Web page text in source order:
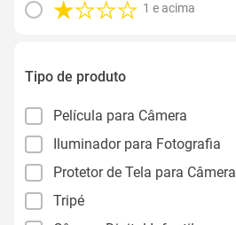
1 e acima
Tipo de produto
Película para Câmera
Iluminador para Fotografia
Protetor de Tela para Câmera
Tripé